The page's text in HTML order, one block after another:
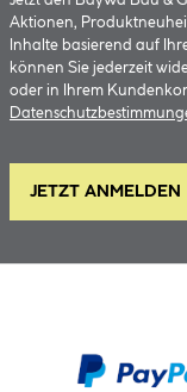
Aktionen,
Inhalte basierend auf
können Sie jederzeit
oder in Ihrem
JETZT ANMELDEN